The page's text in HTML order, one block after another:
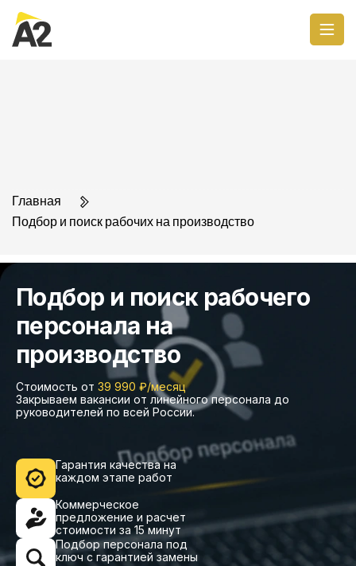
Главная
Подбор и поиск рабочих на производство
Подбор и поиск рабочего
персонала на
производство
Стоимость от 39 990 ₽/месяц
Закрываем вакансии от линейного персонала до
руководителей по всей России.
Гарантия качества на
каждом этапе работ
Коммерческое
предложение и расчет
стоимости за 15 минут
Подбор персонала под
ключ с гарантией замены